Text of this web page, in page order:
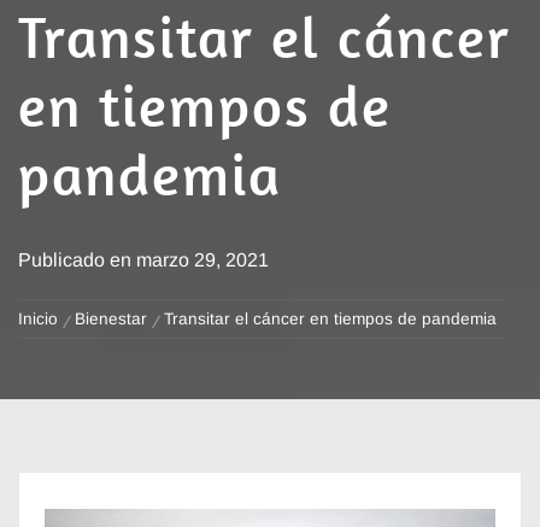
Transitar el cáncer
en tiempos de
pandemia
Publicado en marzo 29, 2021
Inicio Bienestar Transitar el cáncer en tiempos de pandemia